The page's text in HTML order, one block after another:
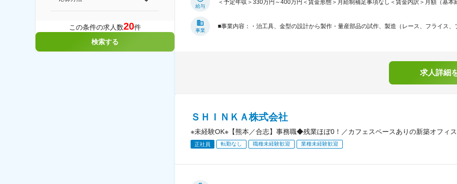
この条件の求人数20件
検索する
給与
＜予定年収＞330万円～400万円＜賃金形態＞月給制補足事項なし＜賃金内訳＞月額（基
事業
■事業内容：・治工具、金型の設計から製作・量産部品の試作、製造（レース、フライス
求人詳細
ＳＨＩＮＫＡ株式会社
※未経験OK※【熊本／合志】事務職◆残業ほぼ0！／カフェスペースありの新築オフィ
正社員 転勤なし 職種未経験歓迎 業種未経験歓迎